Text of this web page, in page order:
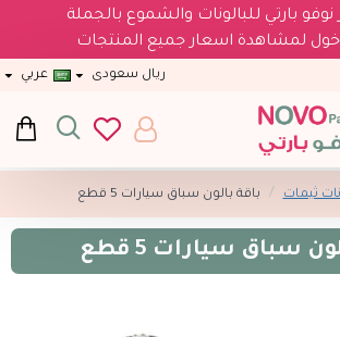
بارتي للبالونات والشموع بالجملة
لمشاهدة اسعار جميع المنتجات
ريال سعودى عربي
ثيمات باقة بالون سباق سيارات 5 قطع
سباق سيارات 5 قطع